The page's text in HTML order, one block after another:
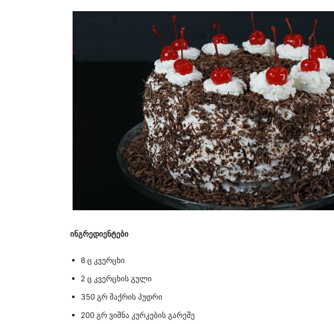
ინგრედიენტები
8 ც კვერცხი
2 ც კვერცხის გული
350 გრ შაქრის პუდრი
200 გრ ვიშნა კურკების გარეშე